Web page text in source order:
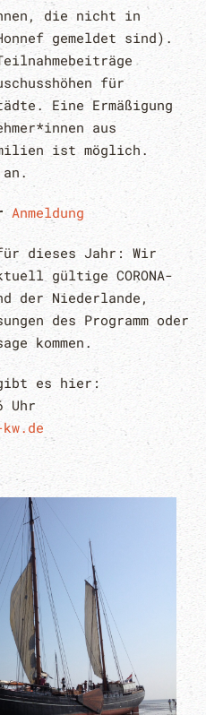
die nicht in
gemeldet sind).
für
Eine Ermäßigung
aus
ist möglich.
Anmeldung
dieses Jahr: Wir
gültige CORONA-
der Niederlande,
des Programm oder
kommen.
es hier:
Uhr